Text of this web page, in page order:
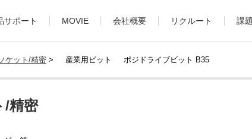
サポート MOVIE 会社概要 リクルート 課
ケット/精密 > 産業用ビット ポジドライブビット B35
/精密